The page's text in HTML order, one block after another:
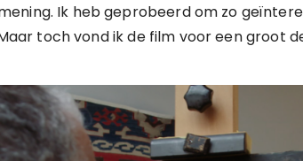
Ik heb geprobeerd om zo
toch vond ik de film voor een groot